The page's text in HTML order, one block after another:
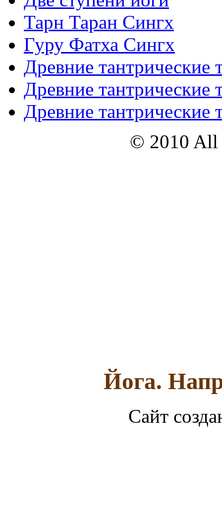
Тарн Таран Сингх
Гуру Фатха Сингх
Древние тантрические
Древние тантрические
Древние тантрические
© 2010 All
Йога.
Сайт